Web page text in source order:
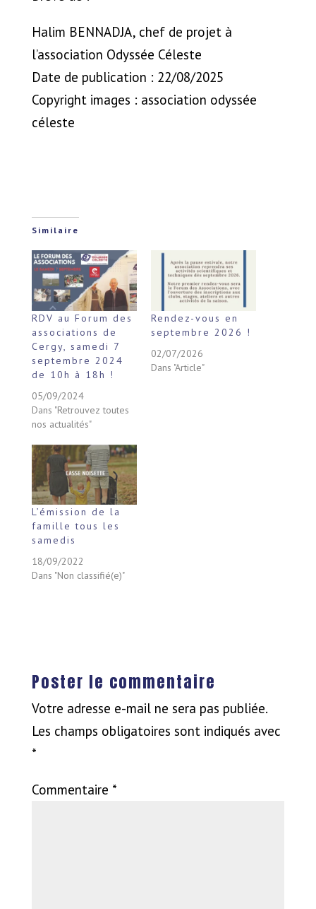
Halim BENNADJA, chef de projet à
l’association Odyssée Céleste
Date de publication : 22/08/2025
Copyright images : association odyssée
céleste
Similaire
RDV au Forum des
associations de
Cergy, samedi 7
septembre 2024
de 10h à 18h !
05/09/2024
Dans "Retrouvez toutes
nos actualités"
Rendez-vous en
septembre 2026 !
02/07/2026
Dans "Article"
L’émission de la
famille tous les
samedis
18/09/2022
Dans "Non classifié(e)"
Poster le commentaire
Votre adresse e-mail ne sera pas publiée.
Les champs obligatoires sont indiqués avec
*
Commentaire *